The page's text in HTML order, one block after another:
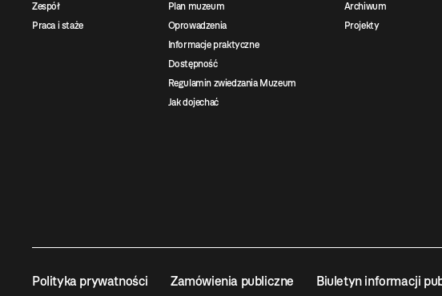
Zespół
Praca i staże
Plan muzeum
Oprowadzenia
Informacje praktyczne
Dostępność
Regulamin zwiedzania Muzeum
Jak dojechać
Archiwum
Projekty
Polityka prywatności Zamówienia publiczne Biuletyn informacji